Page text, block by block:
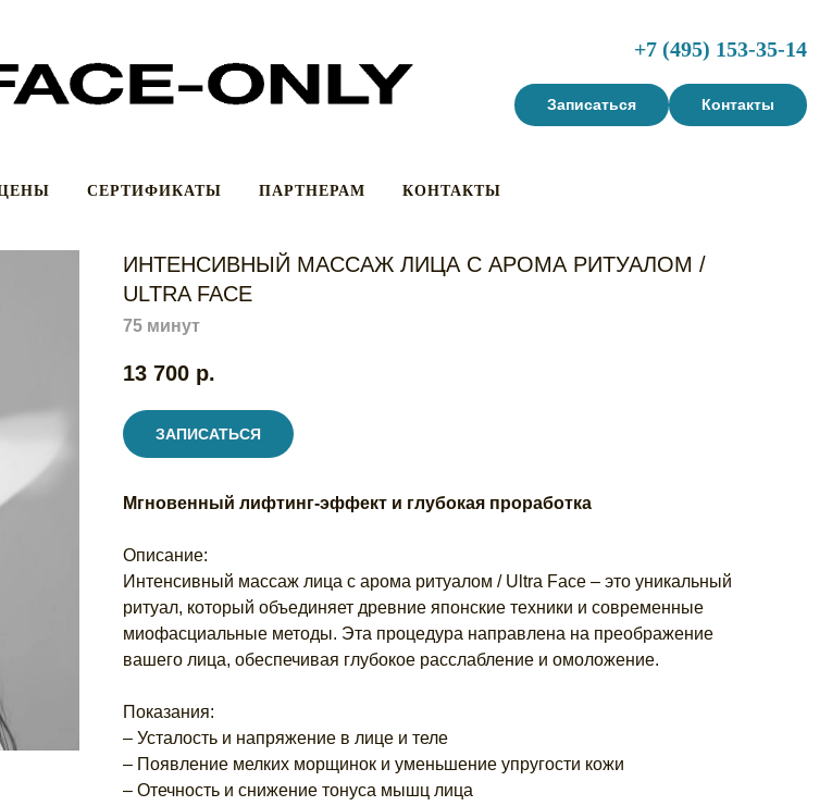
+7 (495) 153-35-14
Записаться Контакты
СЕРТИФИКАТЫ ПАРТНЕРАМ КОНТАКТЫ
ИНТЕНСИВНЫЙ МАССАЖ ЛИЦА С АРОМА РИТУАЛОМ /
ULTRA FACE
75 минут
13 700 р.
ЗАПИСАТЬСЯ
Мгновенный лифтинг-эффект и глубокая проработка
Описание:
Интенсивный массаж лица с арома ритуалом / Ultra Face – это уникальный
ритуал, который объединяет древние японские техники и современные
миофасциальные методы. Эта процедура направлена на преображение
вашего лица, обеспечивая глубокое расслабление и омоложение.
Показания:
– Усталость и напряжение в лице и теле
– Появление мелких морщинок и уменьшение упругости кожи
– Отечность и снижение тонуса мышц лица